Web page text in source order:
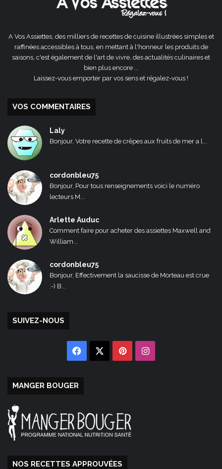
A Vos Assiettes, des milliers de recettes de cuisine illustrées simples et
raffinées accessibles à tous, en mettant à l'honneur les produits de
saisons, c'est également de l'art de vivre, des actualités culinaires et
bien plus encore ...
Laissez-vous emporter par vos sens et régalez-vous !
VOS COMMENTAIRES
Laly
Bonjour, Votre recette de crêpes aux fruits de mer a l...
cordonbleu75
Bonjour, Pour tous renseignements voici le numéro
lecteurs M...
Arlette Auduc
Comment faire pour acheter des assiettes Maxwell and
William...
cordonbleu75
Bonjour, Effectivement la saucisse de Morteau est crue
:-) B...
SUIVEZ-NOUS
Facebook PinterestInstagram
MANGER BOUGER
NOS RECETTES APPROUVÉES